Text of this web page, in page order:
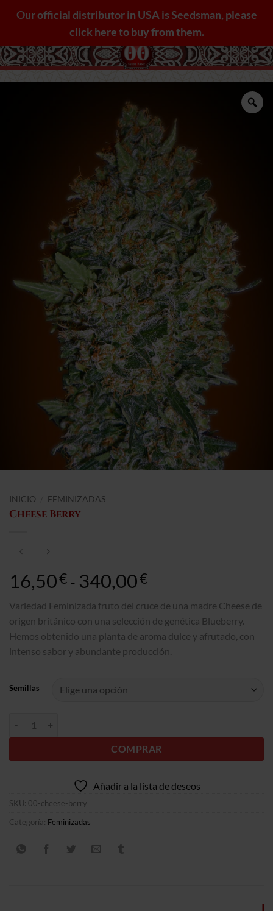
INICIO FEMINIZADAS
Cheese Berry
16,50€ - 340,00€Gama
precios:
16,50€
a
340,00€
Variedad Feminizada fruto del cruce de una madre Cheese de
origen británico con una selección de genética Blueberry.
Hemos obtenido una planta de aroma dulce y afrutado, con
intenso sabor y abundante producción.
Semillas
COMPRAR
Añadir a la lista de deseos
SKU: 00-cheese-berry
Categoría: Feminizadas
Our official distributor in USA is Seedsman, please
click here to buy from them.